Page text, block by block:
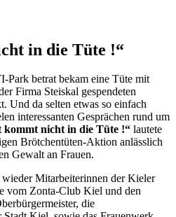
in die Tüte !“
Park betrat bekam eine Tüte mit
Firma Steiskal gespendeten
Und da selten etwas so einfach
interessanten Gesprächen rund um
kommt nicht in die Tüte !“ lautete
Brötchentüten-Aktion anlässlich
Gewalt an Frauen.
Mitarbeiterinnen der Kieler
vom Zonta-Club Kiel und den
die